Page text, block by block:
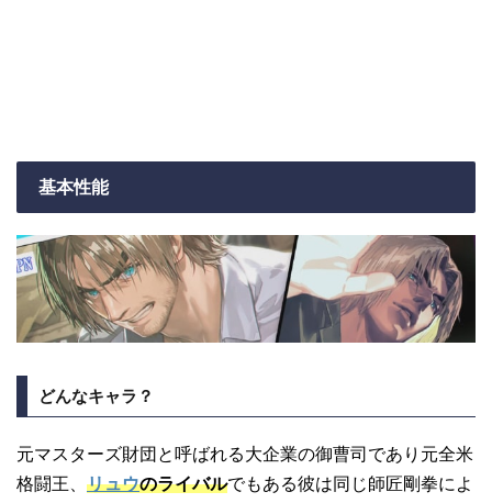
基本性能
どんなキャラ？
元マスターズ財団と呼ばれる大企業の御曹司であり元全米
格闘王、 リュウのライバルでもある彼は同じ師匠剛拳によ